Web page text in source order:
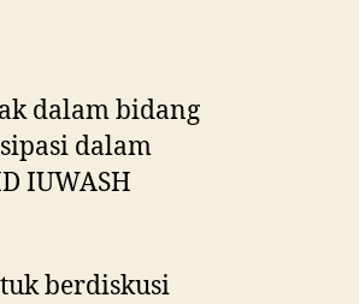
dalam bidang
dalam
IUWASH
berdiskusi